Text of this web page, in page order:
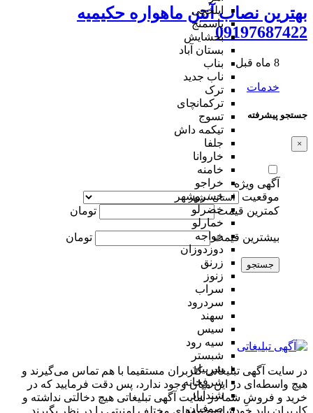
ایلخچی
باسمنج
بخشایش
بستان آباد
بناب
ناب جدید
ترک
ترکمانچای
تسوج
تیکمه داش
جلفا
خاروانا
خامنه
خراجو
خسروشهر
خضرلو
خمارلو
خواجه
دوزدوزان
زرنق
زنوز
سراب
سردرود
سهند
سیس
سیه رود
شبستر
شربیان
شرفخانه
شندآباد
صوفیان
بهترین نصاب آنتن ماهواره حکیمیه
09197687422
8 ماه قبل
خدمات
جستجو پیشرفته
×
آگهی ویژه
موقعیت
کمترین قیمت
تومان
بیشترین قیمت تومان
جستجو
در سایت آگهی تبلیغاتی کاربران مستقیما با هم تماس می‌گیرند و
هیچ واسطه‌ای در این میان وجود ندارد، پس دقت فرمایید که در
خرید و فروشِ شما در سایت آگهی تبلیغاتی هیچ دخالتی نداشته و
کاربران باید خودشان جنبه‌های مختلف امنیتی را در نظر بگیرند.